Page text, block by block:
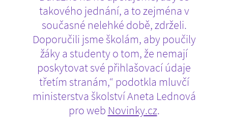
takového jednání, a to zejména v
současné nelehké době, zdrželi.
Doporučili jsme školám, aby poučily
žáky a studenty o tom, že nemají
poskytovat své přihlašovací údaje
třetím stranám,“ podotkla mluvčí
ministerstva školství Aneta Lednová
pro web Novinky.cz.